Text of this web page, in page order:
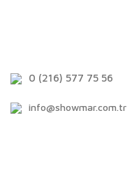
0 (216) 577 75 56
info@showmar.com.tr